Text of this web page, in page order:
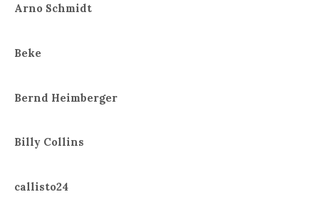
Arno Schmidt
Beke
Bernd Heimberger
Billy Collins
callisto24